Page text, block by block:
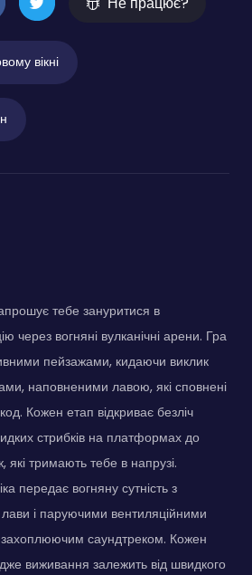
вікні
тебе зануритися в
через вогняні вулканічні арени. Гра
пейзажами, кидаючи виклик
наповненими лавою, які сповнені
Кожен етап відкриває безліч
стрибків на платформах до
які тримають тебе в напрузі.
передає вогняну сутність з
і паруючими вентиляційними
саундтреком. Кожен
виживання залежить від швидкого